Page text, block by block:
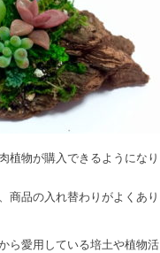
植物が購入できるようになり
商品の入れ替わりがよくあり
ら愛用している培土や植物活